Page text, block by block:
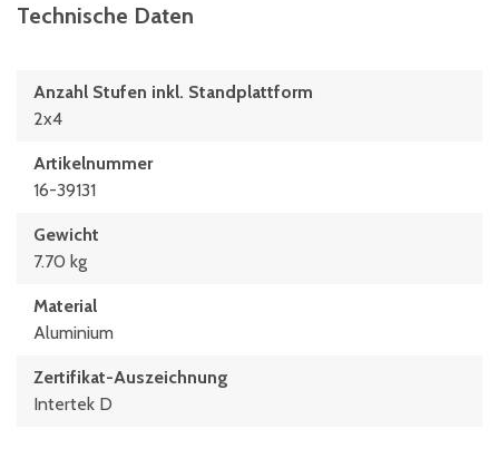
Technische Daten
Anzahl Stufen inkl. Standplattform
2x4
Artikelnummer
16-39131
Gewicht
7.70 kg
Material
Aluminium
Zertifikat-Auszeichnung
Intertek D